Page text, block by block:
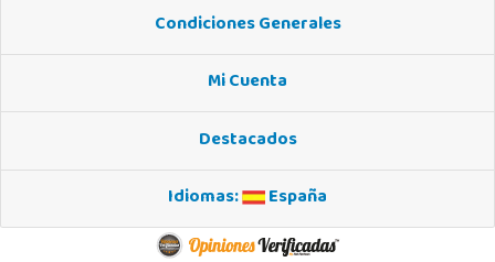
Avd. de las Cortes Valencianas S/N. Pol. Casa Grande III Manzana A-2(PLUS)
681230320
Condiciones Generales
Mi Cuenta
Destacados
Idiomas:
España